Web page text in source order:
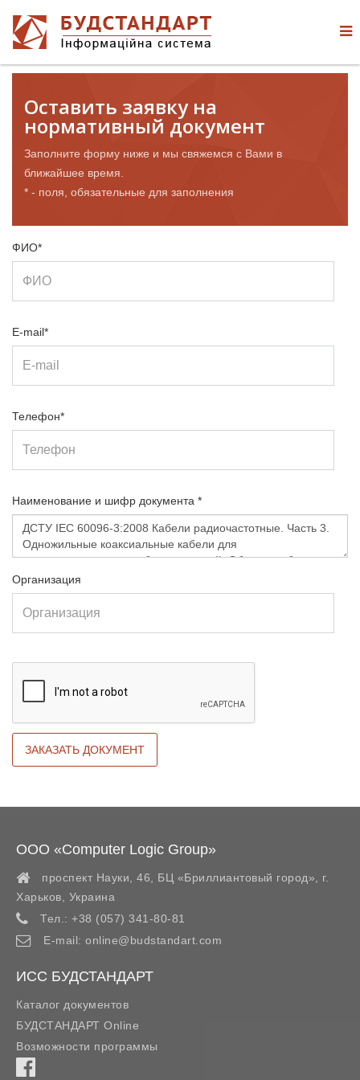
Оставить заявку на
нормативный документ
Заполните форму ниже и мы свяжемся с Вами в
ближайшее время.
* - поля, обязательные для заполнения
ФИО*
E-mail*
Телефон*
Наименование и шифр документа *
Организация
ООО «Computer Logic Group»
проспект Науки, 46, БЦ «Бриллиантовый город»,
г.
Харьков
Украина
Тел.: +38 (057) 341-80-81
E-mail: online@budstandart.com
ИСС БУДСТАНДАРТ
Каталог документов
БУДСТАНДАРТ Online
Возможности программы